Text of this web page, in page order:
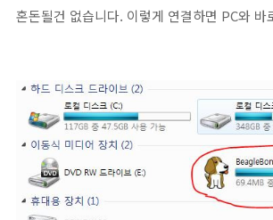
혼돈될건 없습니다. 이렇게 연결하면 PC와 바